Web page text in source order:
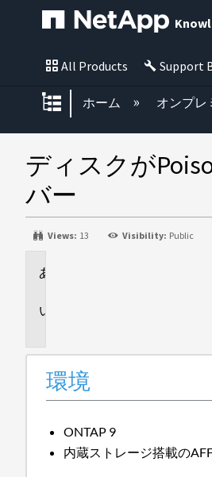
All Products Support
グローバル階
ホーム オンプレ
ディスクが
バー
Views: 13 Visibility: Public
環境
ONTAP 9
内蔵ストレージ搭載の